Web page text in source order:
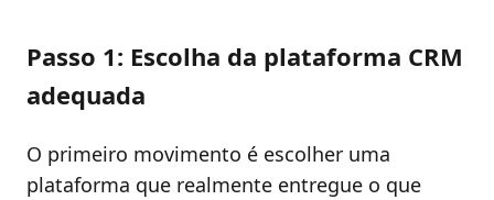
Passo 1: Escolha da plataforma CRM
adequada
O primeiro movimento é escolher uma
plataforma que realmente entregue o que